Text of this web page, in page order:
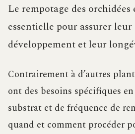
Le rempotage des orchidées
essentielle pour assurer leur
développement et leur
Contrairement à d’autres
ont des besoins spécifiques
substrat et de fréquence de
quand et comment procéder